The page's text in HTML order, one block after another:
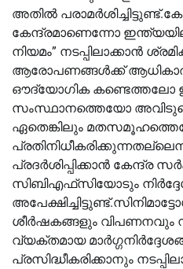
അതിൽ
കേന്ദ്രമാണെന്നോ
നിയമം” നടപ്പിലാക്കാൻ
ആരോപണങ്ങൾക്ക്
ഔദ്യോഗിക കണ്ടെത്തലോ
സംസ്ഥാനത്തെയോ
ഏതെങ്കിലും
പ്രദർശിപ്പിക്കാൻ കേന്ദ്ര
സിബിഎഫ്‌സിയോടും
ശീർഷകങ്ങളും വിപണനവും
വ്യക്തമായ
പ്രസിദ്ധീകരിക്കാനും